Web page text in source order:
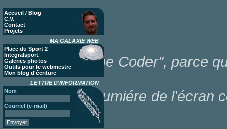
Accueil / Blog
C.V.
Contact
Projets
MA GALAXIE WEB
Place du Sport 2
Integralsport
Galeries photos
Outils pour le webmestre
Mon blog d'écriture
LETTRE D'INFORMATION
Nom
Courriel (e-mail)
"Poor Lonesome Coder", parce
dans la lumiére de l'écran